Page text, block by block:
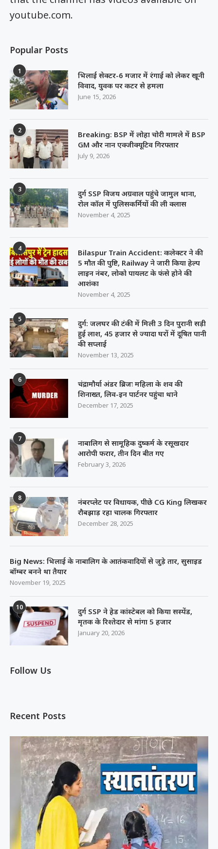
youtube.com.
Popular Posts
1
भिलाई सेक्टर-6 मजार में रंगाई को लेकर खूनी
विवाद, युवक पर कटर से हमला
June 15, 2026
2
Breaking: BSP में लोहा चोरी मामले में BSP
GM और नान एक्जीक्यूटिव गिरफ्तार
July 9, 2026
3
दुर्ग SSP विजय अग्रवाल पहुंचे जामुल थाना,
रोल कॉल में पुलिसकर्मियों की ली क्लास
November 4, 2025
4
Bilaspur Train Accident: कलेक्टर ने की
5 मौत की पुष्टि, Railway ने जारी किया हेल्प
लाइन नंबर, लोको पायलट के फंसे होने की
आशंका
November 4, 2025
5
दुर्ग: जलघर की टंकी में मिली 3 दिन पुरानी सड़ी
हुई लाश, 45 हजार से ज्यादा घरों में दूषित पानी
की सप्लाई
November 13, 2025
6
चंद्रामौर्या अंडर ब्रिजः महिला के शव की
शिनाख्त, लिव-इन पार्टनर पहुंचा थाने
December 17, 2025
7
नाबालिग से सामूहिक दुष्कर्म के रसूखदार
आरोपी फरार, तीन दिन बीत गए
February 3, 2026
8
नंबरप्लेट पर विधायक, पीछे CG King लिखकर
रौबझाड़ रहा चालक गिरफ्तार
December 28, 2025
Big News: भिलाई के नाबालिग के आतंकवादियों से जुड़े तार, सुसाइड
बॉम्बर बनने था तैयार
November 19, 2025
10
दुर्ग SSP ने हेड कांस्टेबल को किया सस्पेंड,
मृतक के रिश्तेदार से मांगा 5 हजार
January 20, 2026
Follow Us
Recent Posts